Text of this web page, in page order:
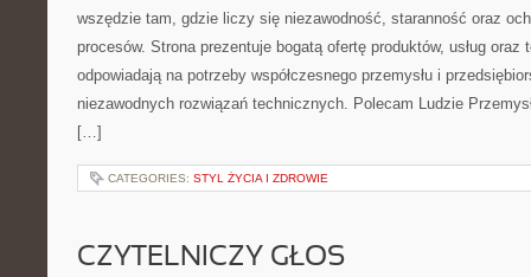
wszędzie tam, gdzie liczy się niezawodność, staranność oraz
procesów. Strona prezentuje bogatą ofertę produktów, usług oraz
odpowiadają na potrzeby współczesnego przemysłu i
niezawodnych rozwiązań technicznych. Polecam Ludzie
[…]
CATEGORIES: STYL ŻYCIA I ZDROWIE
CZYTELNICZY GŁOS